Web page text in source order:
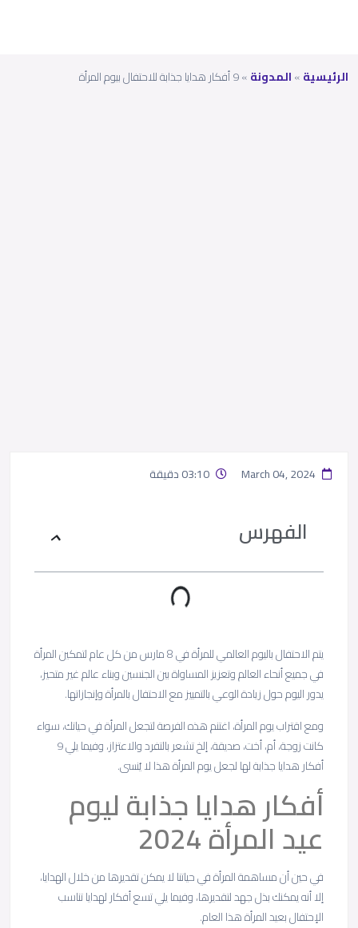
الرئيسية»المدونة»9 أفكار هدايا جذابة للاحتفال بيوم المرأة
الفهرس
يتم الاحتفال باليوم العالمي للمرأة في 8 مارس من كل عام لتمكين المرأة
في جميع أنحاء العالم وتعزيز المساواة بين الجنسين وبناء عالم غير متحيز،
يدور اليوم حول زيادة الوعي بالتمييز مع الاحتفال بالمرأة وإنجازاتها.
ومع اقتراب يوم المرأة، اغتنم هذه الفرصة لتجعل المرأة في حياتك، سواء
كانت زوجة، أم، أخت، صديقة، إلخ تشعر بالتفرد والاعتزاز، وفيما يلي 9
أفكار هدايا جذابة لها لجعل يوم المرأة هذا لا يُنسى.
أفكار هدايا جذابة ليوم
عيد المرأة 2024
في حين أن مساهمة المرأة في حياتنا لا يمكن تقديرها من خلال الهدايا،
إلا أنه يمكنك بذل جهد لتقديرها، وفيما يلي تسع أفكار لهدايا تناسب
الإحتفال بعيد المرأة هذا العام.